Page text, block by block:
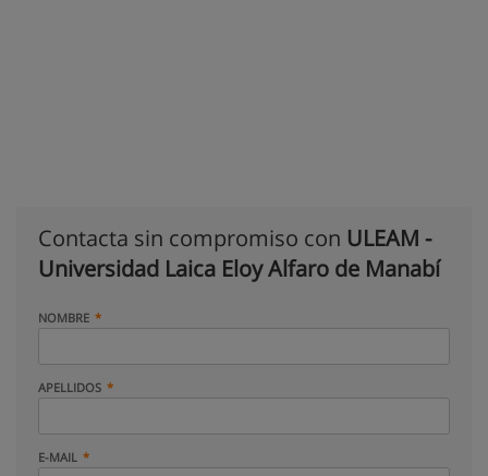
Contacta sin compromiso con ULEAM -
Universidad Laica Eloy Alfaro de Manabí
NOMBRE
APELLIDOS
E-MAIL